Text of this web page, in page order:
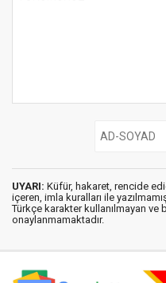
UYARI: Küfür, hakaret, rencide
içeren, imla kuralları ile
Türkçe karakter kullanılmayan ve
onaylanmamaktadır.